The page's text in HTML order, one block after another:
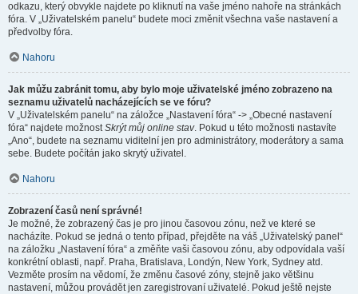
odkazu, který obvykle najdete po kliknutí na vaše jméno nahoře na stránkách
fóra. V „Uživatelském panelu“ budete moci změnit všechna vaše nastavení a
předvolby fóra.
Nahoru
Jak můžu zabránit tomu, aby bylo moje uživatelské jméno zobrazeno na
seznamu uživatelů nacházejících se ve fóru?
V „Uživatelském panelu“ na záložce „Nastavení fóra“ -> „Obecné nastavení
fóra“ najdete možnostSkrýt můj online stav. Pokud u této možnosti nastavíte
„Ano“, budete na seznamu viditelní jen pro administrátory, moderátory a sama
sebe. Budete počítán jako skrytý uživatel.
Nahoru
Zobrazení časů není správné!
Je možné, že zobrazený čas je pro jinou časovou zónu, než ve které se
nacházíte. Pokud se jedná o tento případ, přejděte na váš „Uživatelský panel“
na záložku „Nastavení fóra“ a změňte vaši časovou zónu, aby odpovídala vaší
konkrétní oblasti, např. Praha, Bratislava, Londýn, New York, Sydney atd.
Vezměte prosím na vědomí, že změnu časové zóny, stejně jako většinu
nastavení, můžou provádět jen zaregistrovaní uživatelé. Pokud ještě nejste